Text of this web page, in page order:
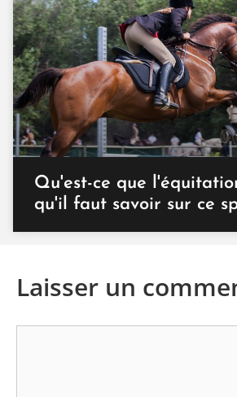
Qu'est-ce que
qu'il faut savoir sur ce
Laisser un